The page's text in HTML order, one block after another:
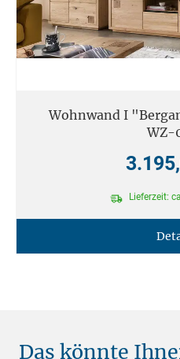
Wohnwand I
WZ-
Lieferzeit:
Das könnte